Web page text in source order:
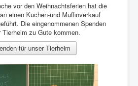
vor den Weihnachtsferien hat die
einen Kuchen-und Muffinverkauf
Die eingenommenen Spenden
zu Gute kommen.
für unser Tierheim